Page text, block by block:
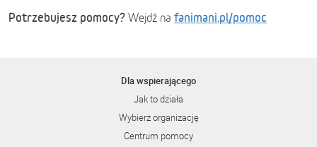
Potrzebujesz pomocy? Wejdź na fanimani.pl/pomoc
Dla wspierającego
Jak to działa
Wybierz organizację
Centrum pomocy